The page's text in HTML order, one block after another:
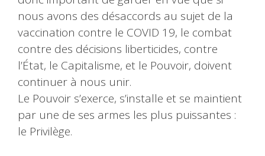
nous avons des désaccords au sujet de la
vaccination contre le COVID 19, le combat
contre des décisions liberticides, contre
l’État, le Capitalisme, et le Pouvoir, doivent
continuer à nous unir.
Le Pouvoir s’exerce, s’installe et se maintient
par une de ses armes les plus puissantes :
le Privilège.